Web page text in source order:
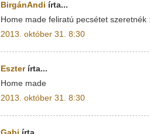
BirgánAndi írta...
Home made feliratú pecsétet szeretnék
2013. október 31. 8:30
Eszterírta...
Home made
2013. október 31. 8:30